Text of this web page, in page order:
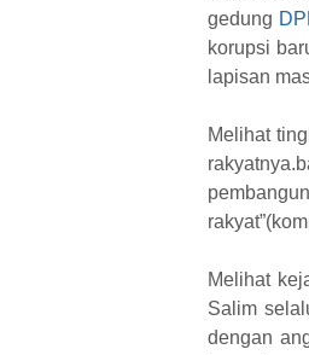
gedung
korupsi
lapisan
Melihat
Melihat
Salim
dengan